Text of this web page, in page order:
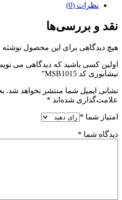
نظرات (0)
نقد و بررسی‌ها
هیچ دیدگاهی برای این محصول
اولین کسی باشید که دیدگاهی می
نیشابوری کد MSB1015”
نشانی ایمیل شما منتشر نخواهد شد.
علامت‌گذاری شده‌اند *
امتیاز شما *
دیدگاه شما *